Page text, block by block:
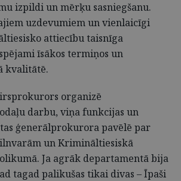
izpildi un mērķu sasniegšanu.
uzdevumiem un vienlaicīgi
attiecību taisnīga
īsākos termiņos un
kvalitātē.
organizē
darbu, viņa funkcijas un
ģenerālprokurora pavēlē par
un Krimināltiesiskā
Ja agrāk departamentā bija
tagad palikušas tikai divas – Īpaši